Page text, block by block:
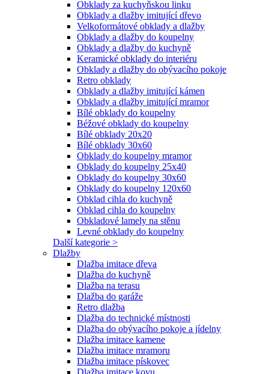
Obklady za kuchyňskou linku
Obklady a dlažby imitující dřevo
Velkoformátové obklady a dlažby
Obklady a dlažby do koupelny
Obklady a dlažby do kuchyně
Keramické obklady do interiéru
Obklady a dlažby do obývacího pokoje
Retro obklady
Obklady a dlažby imitující kámen
Obklady a dlažby imitující mramor
Bílé obklady do koupelny
Béžové obklady do koupelny
Bílé obklady 20x20
Bílé obklady 30x60
Obklady do koupelny mramor
Obklady do koupelny 25x40
Obklady do koupelny 30x60
Obklady do koupelny 120x60
Obklad cihla do kuchyně
Obklad cihla do koupelny
Obkladové lamely na stěnu
Levné obklady do koupelny
Další kategorie >
Dlažby
Dlažba imitace dřeva
Dlažba do kuchyně
Dlažba na terasu
Dlažba do garáže
Retro dlažba
Dlažba do technické místnosti
Dlažba do obývacího pokoje a jídelny
Dlažba imitace kamene
Dlažba imitace mramoru
Dlažba imitace pískovec